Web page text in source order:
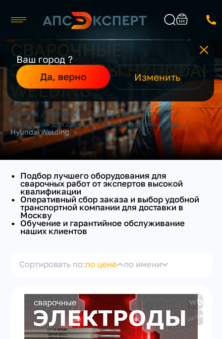
Ваш город ?
Да, верно
Изменить
Москва
Каталог
О компании
Производители
Реализованные проекты
Контакты
+7(351) 223-98-74
заказать звонок
СВАРОЧНЫЕ
ЭЛЕКТРОДЫ HYUNDAI
WELDING
Главная / Каталог / Все для сварки и резки /
Материалы для сварки / Сварочные электроды /
Hyundai Welding
ПРОИЗВОДИТЕЛЬ
ПРИМЕНЕНИЕ
СТРАНА ПРОИЗВОДИТЕЛЬ
КЛАСС
СЕРТИФИКАЦИЯ
РОД ТОКА
ПО СТАЛИ
Подбор лучшего оборудования для
сварочных работ от экспертов высокой
квалификации
Оперативный сбор заказа и выбор удобной
транспортной компании для доставки в
Москву
Обучение и гарантийное обслуживание
наших клиентов
Сортировать по:по цене по имени
Найти